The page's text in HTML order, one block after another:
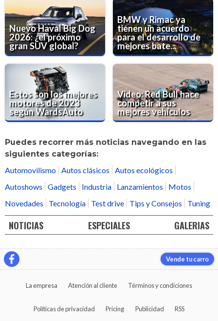
Nuevo Haval Big Dog
2026: ¿el próximo
gran SUV global?
BMW y Rimac ya
tienen un acuerdo
para el desarrollo de
mejores bate...
Estos son los mejores
motores de 2023
según WardsAuto
Video: Red Bull hace
competir a sus
mejores vehículos
Puedes recorrer más noticias navegando en las
siguientes categorías:
Automovilismo Autos clásicos
Autos ecológicos
Autoshows
Gadgets Industria Lanzamientos
Motos
Novedades
Tecnología Test drive Tips y Consejos Tuning
NOTICIAS ESPECIALES GALERIAS
Vende tu carro
La empresa Atención al cliente Términos y condiciones
Políticas de privacidad Pricing Publicidad RSS